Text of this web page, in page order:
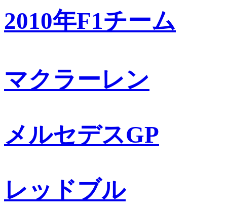
2010年F1チーム
マクラーレン
メルセデスGP
レッドブル